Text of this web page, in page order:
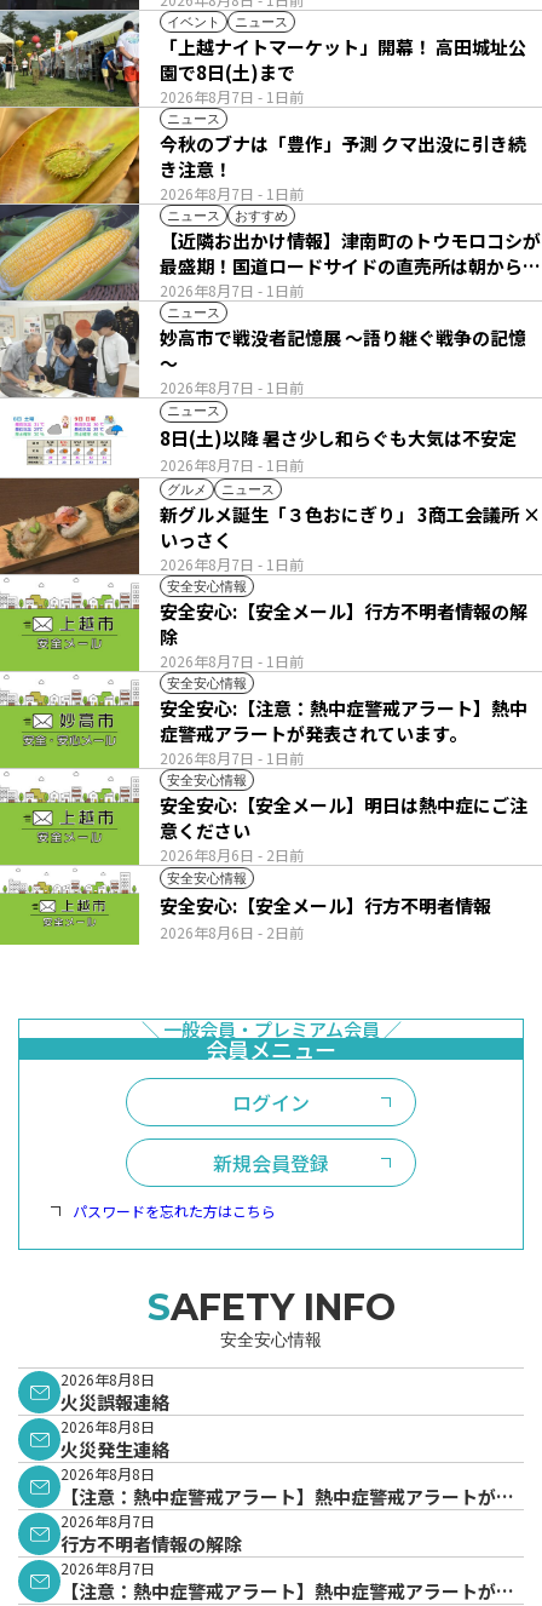
イベント ニュース
2026年8月7日 - 1日前
「上越ナイトマーケット」開幕！ 高田城址公
園で8日(土)まで
ニュース
2026年8月7日 - 1日前
今秋のブナは「豊作」予測 クマ出没に引き続
き注意！
ニュース おすすめ
2026年8月7日 - 1日前
【近隣お出かけ情報】津南町のトウモロコシが
最盛期！国道ロードサイドの直売所は朝から長
い列
ニュース
2026年8月7日 - 1日前
妙高市で戦没者記憶展 ～語り継ぐ戦争の記憶
～
ニュース
2026年8月7日 - 1日前
8日(土)以降 暑さ少し和らぐも大気は不安定
グルメ ニュース
2026年8月7日 - 1日前
新グルメ誕生「３色おにぎり」 3商工会議所 ×
いっさく
安全安心情報
2026年8月7日 - 1日前
安全安心:【安全メール】行方不明者情報の解
除
安全安心情報
2026年8月7日 - 1日前
安全安心:【注意：熱中症警戒アラート】熱中
症警戒アラートが発表されています。
安全安心情報
2026年8月6日 - 2日前
安全安心:【安全メール】明日は熱中症にご注
意ください
安全安心情報
2026年8月6日 - 2日前
安全安心:【安全メール】行方不明者情報
ログイン
新規会員登録
パスワードを忘れた方はこちら
SAFETY INFO
安全安心情報
2026年8月8日
火災誤報連絡
2026年8月8日
火災発生連絡
2026年8月8日
【注意：熱中症警戒アラート】熱中症警戒アラートが発
表されています。
2026年8月7日
行方不明者情報の解除
2026年8月7日
【注意：熱中症警戒アラート】熱中症警戒アラートが発